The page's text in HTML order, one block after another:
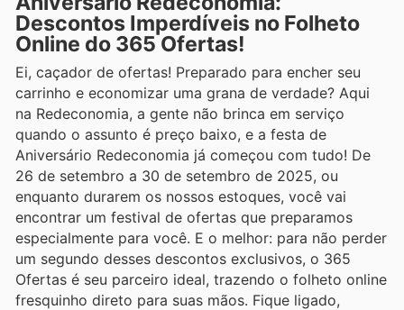
Descontos Imperdíveis no Folheto
Online do 365 Ofertas!
Ei, caçador de ofertas! Preparado para encher seu
carrinho e economizar uma grana de verdade? Aqui
na Redeconomia, a gente não brinca em serviço
quando o assunto é preço baixo, e a festa de
Aniversário Redeconomia já começou com tudo! De
26 de setembro a 30 de setembro de 2025, ou
enquanto durarem os nossos estoques, você vai
encontrar um festival de ofertas que preparamos
especialmente para você. E o melhor: para não perder
um segundo desses descontos exclusivos, o 365
Ofertas é seu parceiro ideal, trazendo o folheto online
fresquinho direto para suas mãos. Fique ligado,